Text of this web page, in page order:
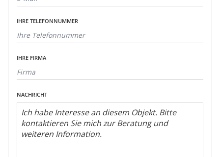
IHRE TELEFONNUMMER
IHRE FIRMA
NACHRICHT